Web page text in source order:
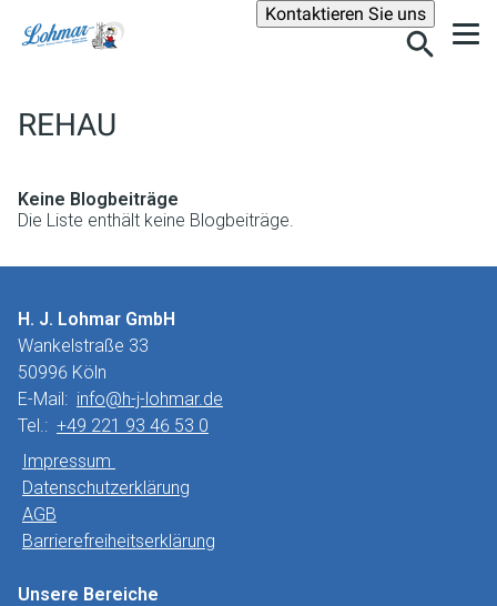
Kontaktieren Sie unsSuche
REHAU
Keine Blogbeiträge
Die Liste enthält keine Blogbeiträge.
H. J. Lohmar GmbH
Wankelstraße 33
50996 Köln
E-Mail: info@h-j-lohmar.de
Tel.: +49 221 93 46 53 0
Impressum
Datenschutzerklärung
AGB
Barrierefreiheitserklärung
Unsere Bereiche